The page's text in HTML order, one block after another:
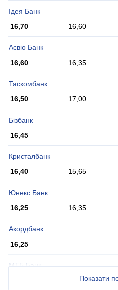
Ідея Банк
16,70
16,60
Асвіо Банк
16,60
16,35
Таскомбанк
16,50
17,00
Бізбанк
16,45
—
Кристалбанк
16,40
15,65
Юнекс Банк
16,25
16,35
Акордбанк
16,25
—
МТБ Банк
16,15Показати